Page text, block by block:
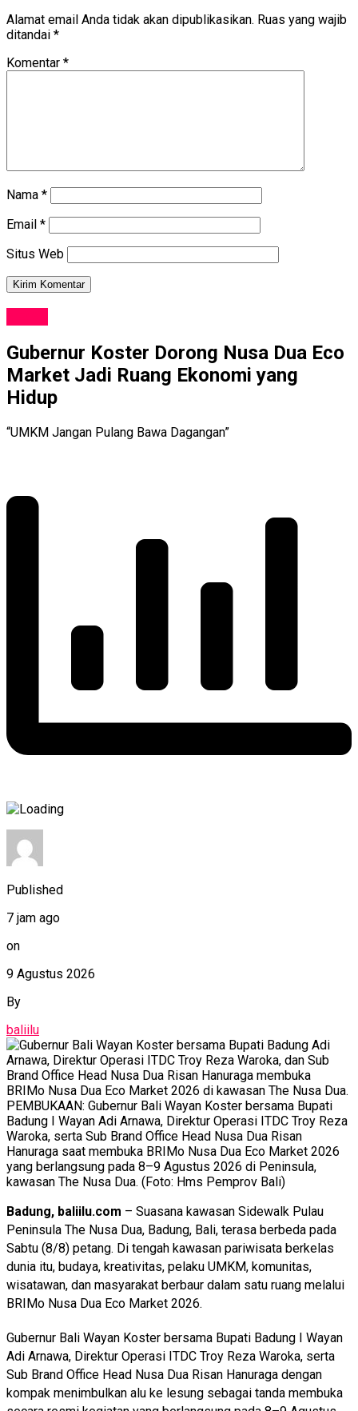
Alamat email Anda tidak akan dipublikasikan. Ruas yang wajib
ditandai *
Komentar *
Nama *
Email *
Situs Web
Gubernur Koster Dorong Nusa Dua Eco
Market Jadi Ruang Ekonomi yang
Hidup
“UMKM Jangan Pulang Bawa Dagangan”
Published
7 jam ago
on
9 Agustus 2026
By
baliilu
PEMBUKAAN: Gubernur Bali Wayan Koster bersama Bupati
Badung I Wayan Adi Arnawa, Direktur Operasi ITDC Troy Reza
Waroka, serta Sub Brand Office Head Nusa Dua Risan
Hanuraga saat membuka BRIMo Nusa Dua Eco Market 2026
yang berlangsung pada 8–9 Agustus 2026 di Peninsula,
kawasan The Nusa Dua. (Foto: Hms Pemprov Bali)
Badung, baliilu.com – Suasana kawasan Sidewalk Pulau
Peninsula The Nusa Dua, Badung, Bali, terasa berbeda pada
Sabtu (8/8) petang. Di tengah kawasan pariwisata berkelas
dunia itu, budaya, kreativitas, pelaku UMKM, komunitas,
wisatawan, dan masyarakat berbaur dalam satu ruang melalui
BRIMo Nusa Dua Eco Market 2026.
Gubernur Bali Wayan Koster bersama Bupati Badung I Wayan
Adi Arnawa, Direktur Operasi ITDC Troy Reza Waroka, serta
Sub Brand Office Head Nusa Dua Risan Hanuraga dengan
kompak menimbulkan alu ke lesung sebagai tanda membuka